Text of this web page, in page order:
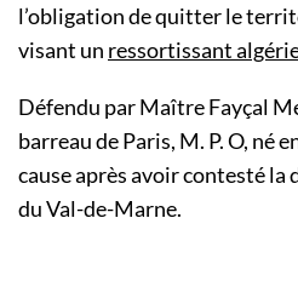
l’obligation de quitter le
visant un ressortissant
Défendu par Maître Fayçal
barreau de Paris, M. P. O, né
cause après avoir contesté la
du Val-de-Marne.